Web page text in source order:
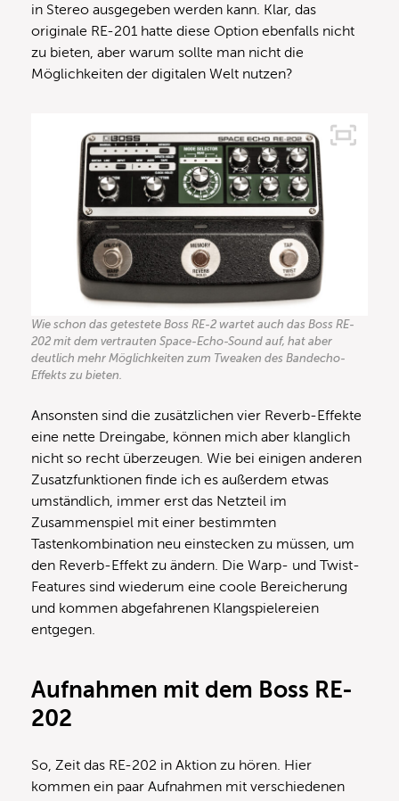
in Stereo ausgegeben werden kann. Klar, das
originale RE-201 hatte diese Option ebenfalls nicht
zu bieten, aber warum sollte man nicht die
Möglichkeiten der digitalen Welt nutzen?
Wie schon das getestete Boss RE-2 wartet auch das Boss RE-
202 mit dem vertrauten Space-Echo-Sound auf, hat aber
deutlich mehr Möglichkeiten zum Tweaken des Bandecho-
Effekts zu bieten.
Ansonsten sind die zusätzlichen vier Reverb-Effekte
eine nette Dreingabe, können mich aber klanglich
nicht so recht überzeugen. Wie bei einigen anderen
Zusatzfunktionen finde ich es außerdem etwas
umständlich, immer erst das Netzteil im
Zusammenspiel mit einer bestimmten
Tastenkombination neu einstecken zu müssen, um
den Reverb-Effekt zu ändern. Die Warp- und Twist-
Features sind wiederum eine coole Bereicherung
und kommen abgefahrenen Klangspielereien
entgegen.
Aufnahmen mit dem Boss RE-
202
So, Zeit das RE-202 in Aktion zu hören. Hier
kommen ein paar Aufnahmen mit verschiedenen